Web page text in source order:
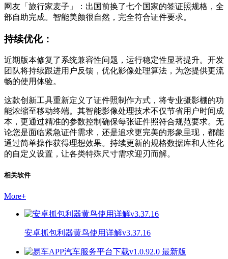
网友「旅行家麦子」：出国前换了七个国家的签证照规格，全
部自助完成。智能美颜很自然，完全符合证件要求。
持续优化：
近期版本修复了系统兼容性问题，运行稳定性显著提升。开发
团队将持续跟进用户反馈，优化影像处理算法，为您提供更流
畅的使用体验。
这款创新工具重新定义了证件照制作方式，将专业摄影棚的功
能浓缩至移动终端。其智能影像处理技术不仅节省用户时间成
本，更通过精准的参数控制确保每张证件照符合规范要求。无
论您是面临紧急证件需求，还是追求更完美的形象呈现，都能
通过简单操作获得理想效果。持续更新的规格数据库和人性化
的自定义设置，让各类特殊尺寸需求迎刃而解。
相关软件
More+
安卓抓包利器黄鸟使用详解v3.37.16